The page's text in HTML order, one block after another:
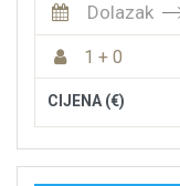
Dolazak
1 + 0
CIJENA (€)